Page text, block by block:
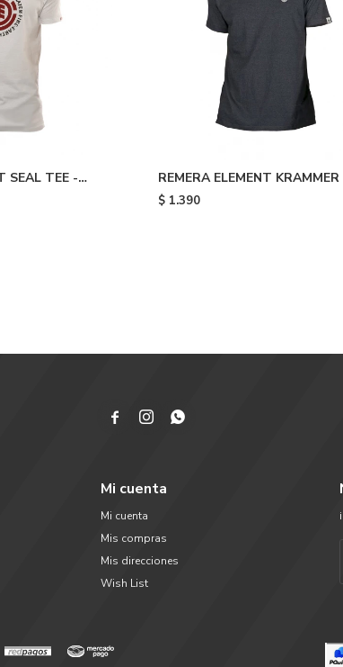
SEAL TEE -
REMERA ELEMENT
- Grey
$ 1.390
Mi cuenta
Mi cuenta
Mis compras
Mis direcciones
Wish List
  